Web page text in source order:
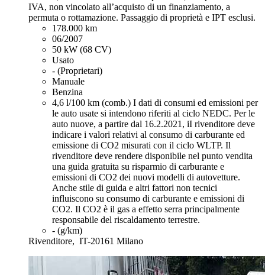
IVA, non vincolato all’acquisto di un finanziamento, a
permuta o rottamazione. Passaggio di proprietà e IPT esclusi.
178.000 km
06/2007
50 kW (68 CV)
Usato
- (Proprietari)
Manuale
Benzina
4,6 l/100 km (comb.) I dati di consumi ed emissioni per
le auto usate si intendono riferiti al ciclo NEDC. Per le
auto nuove, a partire dal 16.2.2021, iI rivenditore deve
indicare i valori relativi al consumo di carburante ed
emissione di CO2 misurati con il ciclo WLTP. Il
rivenditore deve rendere disponibile nel punto vendita
una guida gratuita su risparmio di carburante e
emissioni di CO2 dei nuovi modelli di autovetture.
Anche stile di guida e altri fattori non tecnici
influiscono su consumo di carburante e emissioni di
CO2. Il CO2 è il gas a effetto serra principalmente
responsabile del riscaldamento terrestre.
- (g/km)
Rivenditore, IT-20161 Milano